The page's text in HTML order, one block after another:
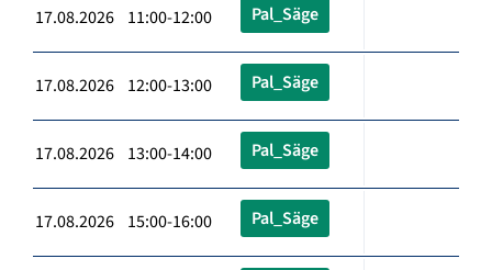
17.08.2026 11:00-12:00 Pal_Säge
17.08.2026 12:00-13:00 Pal_Säge
17.08.2026 13:00-14:00 Pal_Säge
17.08.2026 15:00-16:00 Pal_Säge